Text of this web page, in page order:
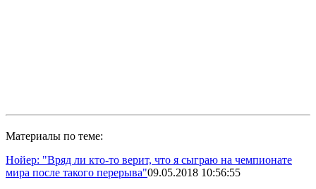
Материалы по теме:
Нойер: "Вряд ли кто-то верит, что я сыграю на чемпионате
мира после такого перерыва"09.05.2018 10:56:55